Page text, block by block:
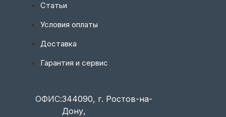
Статьи
Условия оплаты
Доставка
Гарантия и сервис
ОФИС:344090, г. Ростов-на-
Дону,